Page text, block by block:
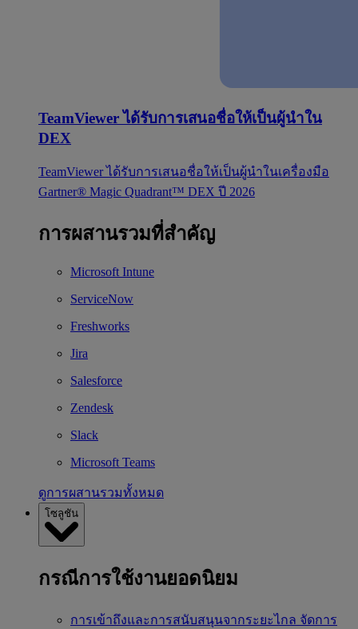
TeamViewer ได้รับการเสนอชื่อให้เป็นผู้นำใน
DEX
TeamViewer ได้รับการเสนอชื่อให้เป็นผู้นำในเครื่องมือ
Gartner® Magic Quadrant™ DEX ปี 2026
การผสานรวมที่สำคัญ
Microsoft Intune
ServiceNow
Freshworks
Jira
Salesforce
Zendesk
Slack
Microsoft Teams
ดูการผสานรวมทั้งหมด
โซลูชัน
กรณีการใช้งานยอดนิยม
การเข้าถึงและการสนับสนุนจากระยะไกล จัดการ